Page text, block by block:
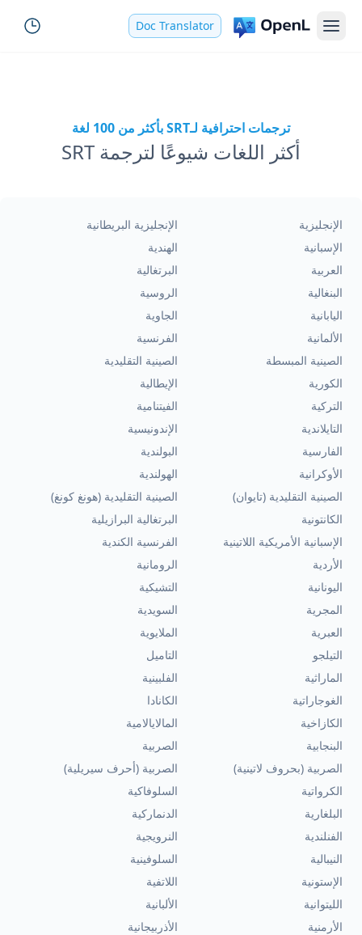
Doc Translator
ترجمات احترافية لـSRT بأكثر من 100 لغة
أكثر اللغات شيوعًا لترجمة SRT
الإنجليزية
الإنجليزية البريطانية
الإسبانية
الهندية
العربية
البرتغالية
البنغالية
الروسية
اليابانية
الجاوية
الألمانية
الفرنسية
الصينية المبسطة
الصينية التقليدية
الكورية
الإيطالية
التركية
الفيتنامية
التايلاندية
الإندونيسية
الفارسية
البولندية
الأوكرانية
الهولندية
الصينية التقليدية (تايوان)
الصينية التقليدية (هونغ كونغ)
الكانتونية
البرتغالية البرازيلية
الإسبانية الأمريكية اللاتينية
الفرنسية الكندية
الأردية
الرومانية
اليونانية
التشيكية
المجرية
السويدية
العبرية
الملايوية
التيلجو
التاميل
الماراثية
الفلبينية
الغوجاراتية
الكانادا
الكازاخية
المالايالامية
البنجابية
الصربية
الصربية (بحروف لاتينية)
الصربية (أحرف سيريلية)
الكرواتية
السلوفاكية
البلغارية
الدنماركية
الفنلندية
النرويجية
النيبالية
السلوفينية
الإستونية
اللاتفية
الليتوانية
الألبانية
الأرمنية
الأذربيجانية